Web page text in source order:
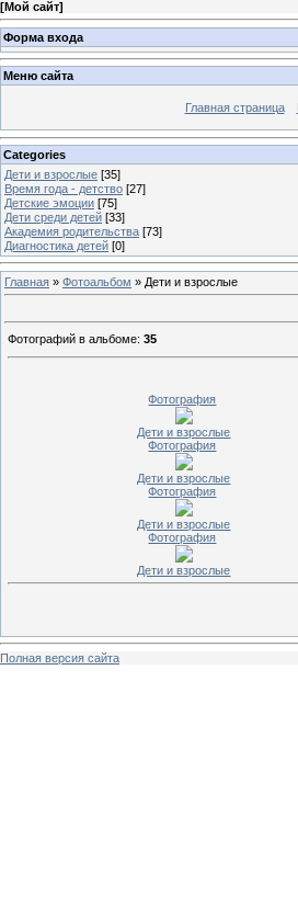
[Мой сайт]
Форма входа
Меню сайта
Главная страница
Categories
Дети и взрослые [35]
Время года - детство [27]
Детские эмоции [75]
Дети среди детей [33]
Академия родительства [73]
Диагностика детей [0]
Главная » Фотоальбом » Дети и взрослые
Фотографий в альбоме: 35
Фотография
Дети и взрослые
Фотография
Дети и взрослые
Фотография
Дети и взрослые
Фотография
Дети и взрослые
Полная версия сайта